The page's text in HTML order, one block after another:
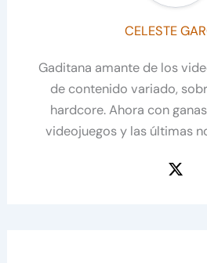
CELESTE
Gaditana amante de los
de contenido variado,
hardcore. Ahora con
videojuegos y las últimas